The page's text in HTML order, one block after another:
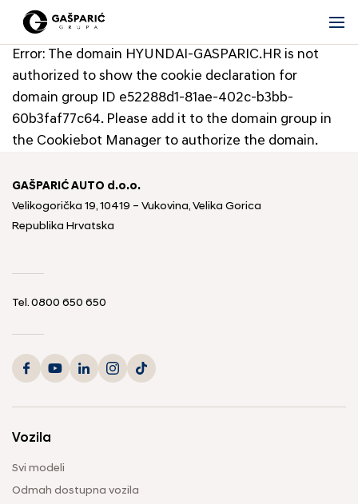
Error: The domain HYUNDAI-GASPARIC.HR is not
authorized to show the cookie declaration for
domain group ID e52288d1-81ae-402c-b3bb-
60b3faf77c64. Please add it to the domain group in
the Cookiebot Manager to authorize the domain.
GAŠPARIĆ AUTO d.o.o.
Velikogorička 19, 10419 – Vukovina, Velika Gorica
Republika Hrvatska
Tel. 0800 650 650
Vozila
Svi modeli
Odmah dostupna vozila